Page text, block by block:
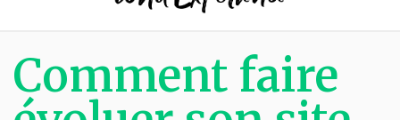
Comment faire